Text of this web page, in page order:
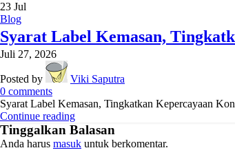
23 Jul
Blog
Syarat Label Kemasan,
Juli 27, 2026
Posted by
Viki Saputra
0 comments
Syarat Label Kemasan, Tingkatkan Kepercayaan
Continue reading
Tinggalkan Balasan
Anda harus masuk untuk berkomentar.